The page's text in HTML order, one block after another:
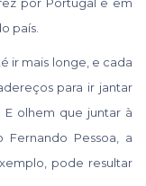
país.
ir mais longe, e cada
para ir jantar
olhem que juntar à
Pessoa, a
pode resultar